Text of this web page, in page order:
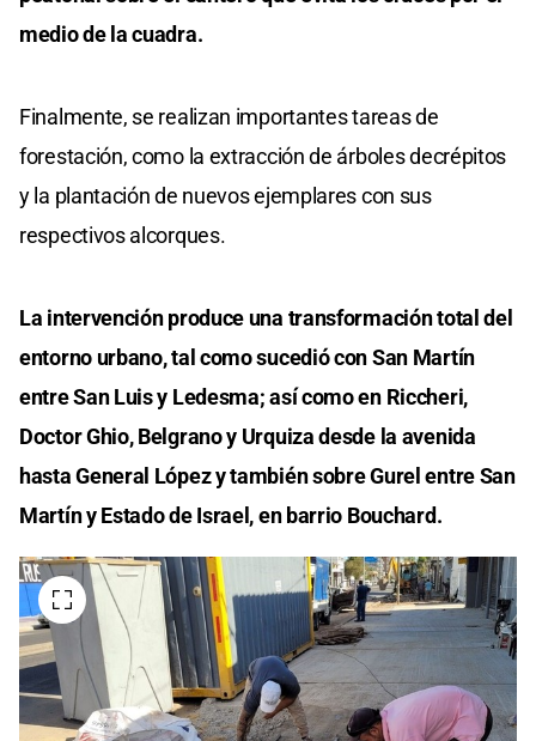
medio de la cuadra.
Finalmente, se realizan importantes tareas de
forestación, como la extracción de árboles decrépitos
y la plantación de nuevos ejemplares con sus
respectivos alcorques.
La intervención produce una transformación total del
entorno urbano, tal como sucedió con San Martín
entre San Luis y Ledesma; así como en Riccheri,
Doctor Ghio, Belgrano y Urquiza desde la avenida
hasta General López y también sobre Gurel entre San
Martín y Estado de Israel, en barrio Bouchard.